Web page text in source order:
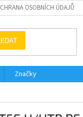
OSOBNÍCH ÚDAJŮ
Značky